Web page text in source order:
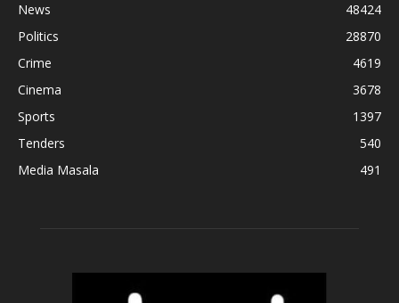
News
48424
Politics
28870
Crime
4619
Cinema
3678
Sports
1397
Tenders
540
Media Masala
491